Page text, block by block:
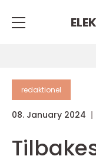
redaktionel
08. January 2024